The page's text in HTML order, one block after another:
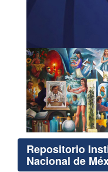
Repositorio
Nacional de